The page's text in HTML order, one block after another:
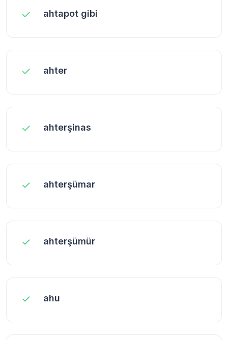
ahtapot gibi
ahter
ahterşinas
ahterşümar
ahterşümür
ahu